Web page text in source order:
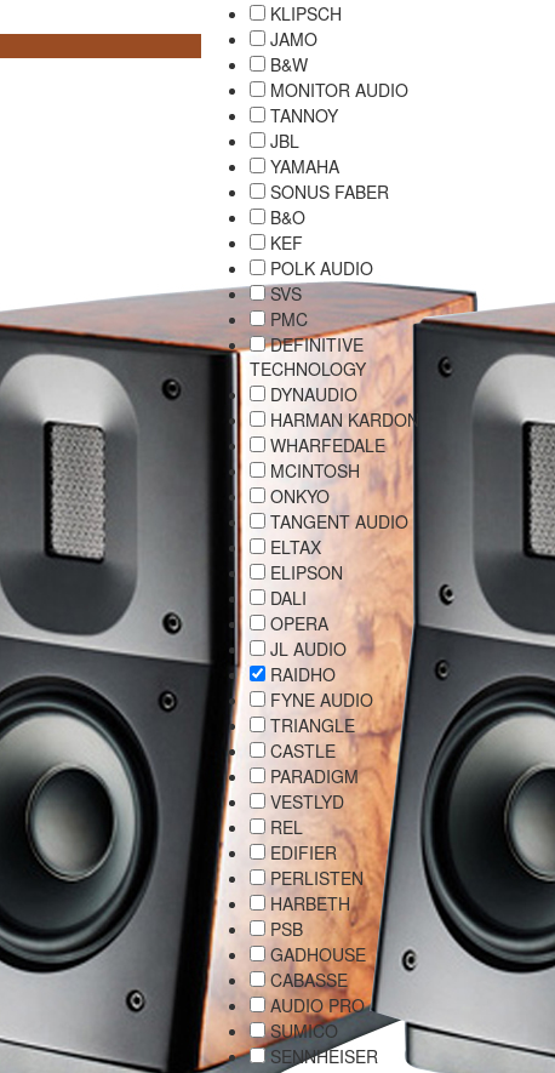
KLIPSCH
JAMO
B&W
MONITOR AUDIO
TANNOY
JBL
YAMAHA
SONUS FABER
B&O
KEF
POLK AUDIO
SVS
PMC
DEFINITIVE
TECHNOLOGY
DYNAUDIO
HARMAN KARDON
WHARFEDALE
MCINTOSH
ONKYO
TANGENT AUDIO
ELTAX
ELIPSON
DALI
OPERA
JL AUDIO
RAIDHO
FYNE AUDIO
TRIANGLE
CASTLE
PARADIGM
VESTLYD
REL
EDIFIER
PERLISTEN
HARBETH
PSB
GADHOUSE
CABASSE
AUDIO PRO
SUMICO
SENNHEISER